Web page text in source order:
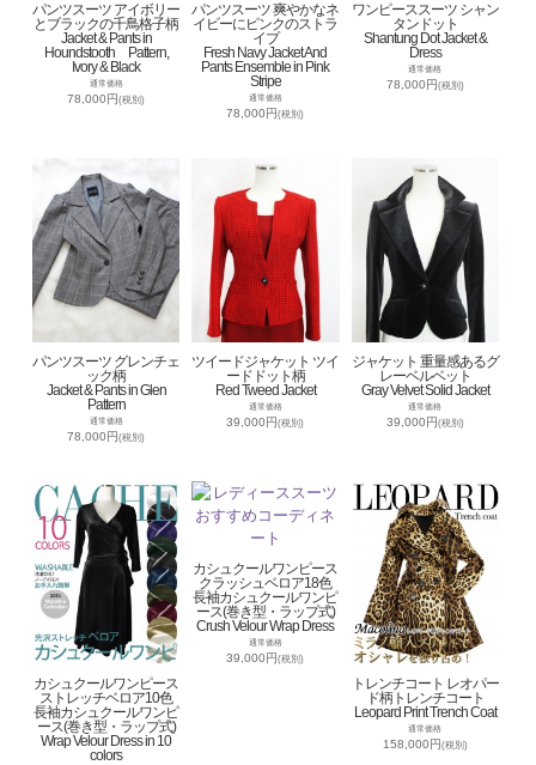
パンツスーツ アイボリー
とブラックの千鳥格子柄
Jacket & Pants in
Houndstooth Pattern,
Ivory & Black
通常価格
78,000円(税別)
パンツスーツ 爽やかなネ
イビーにピンクのストラ
イプ
Fresh Navy Jacket And
Pants Ensemble in Pink
Stripe
通常価格
78,000円(税別)
ワンピーススーツ シャン
タンドット
Shantung Dot Jacket &
Dress
通常価格
78,000円(税別)
パンツスーツ グレンチェ
ック柄
Jacket & Pants in Glen
Pattern
通常価格
78,000円(税別)
ツイードジャケット ツイ
ードドット柄
Red Tweed Jacket
通常価格
39,000円(税別)
ジャケット 重量感あるグ
レーベルベット
Gray Velvet Solid Jacket
通常価格
39,000円(税別)
カシュクールワンピース
ストレッチベロア10色
長袖カシュクールワンピ
ース(巻き型・ラップ式)
Wrap Velour Dress in 10
colors
カシュクールワンピース
クラッシュベロア18色
長袖カシュクールワンピ
ース(巻き型・ラップ式)
Crush Velour Wrap Dress
通常価格
39,000円(税別)
トレンチコート レオパー
ド柄トレンチコート
Leopard Print Trench Coat
通常価格
158,000円(税別)